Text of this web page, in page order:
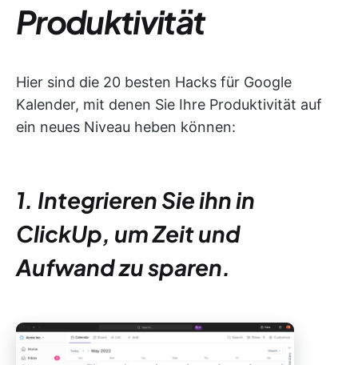
Produktivität
Hier sind die 20 besten Hacks für Google
Kalender, mit denen Sie Ihre Produktivität auf
ein neues Niveau heben können:
1. Integrieren Sie ihn in
ClickUp, um Zeit und
Aufwand zu sparen.